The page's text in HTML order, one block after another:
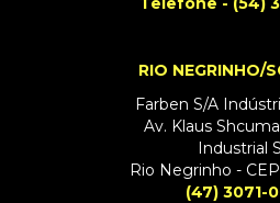
RIO NEGRINHO/
Farben S/A
Av. Klaus
Industrial
Rio Negrinho -
(47) 3071-